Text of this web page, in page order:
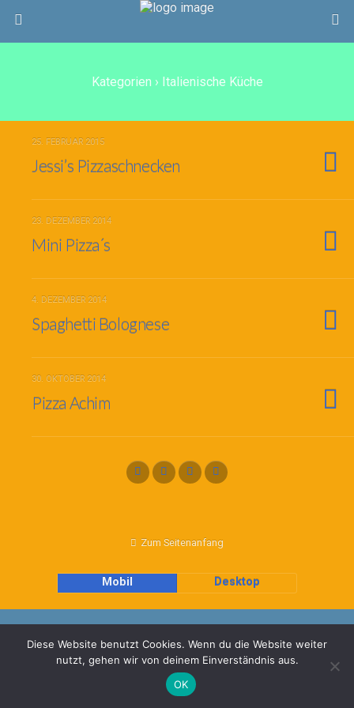
Kategorien › Italienische Küche
25. FEBRUAR 2015
Jessi’s Pizzaschnecken
23. DEZEMBER 2014
Mini Pizza´s
4. DEZEMBER 2014
Spaghetti Bolognese
30. OKTOBER 2014
Pizza Achim
Diese Website benutzt Cookies. Wenn du die Website weiter
nutzt, gehen wir von deinem Einverständnis aus.
OK
Zum Seitenanfang
Mobil Desktop